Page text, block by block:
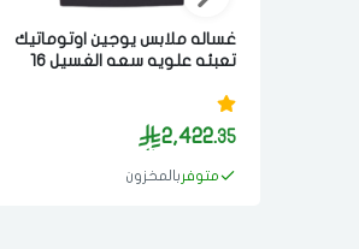
غساله ملابس يوجين اوتوماتيك
تعبئه علويه سعه الغسيل 16
2,422.35
متوفر بالمخزون